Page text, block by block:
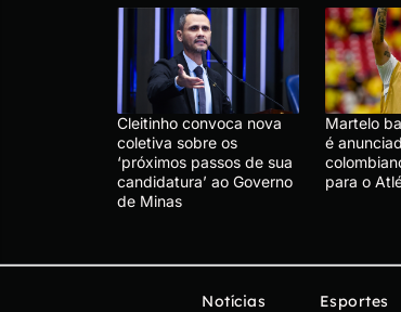
Cleitinho convoca nova
coletiva sobre os
‘próximos passos de sua
candidatura’ ao Governo
de Minas
Martelo
é
para o
Notícias
Esportes